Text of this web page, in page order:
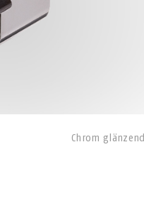
Chrom glänzend